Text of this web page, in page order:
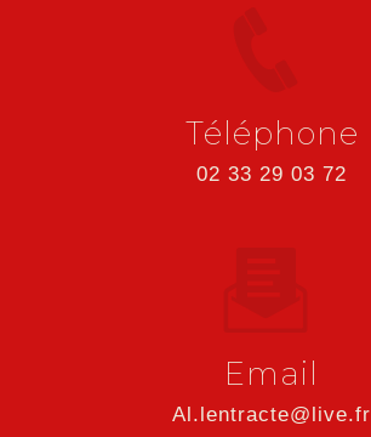
Téléphone
02 33 29 03 72
Email
al.lentracte@live.fr